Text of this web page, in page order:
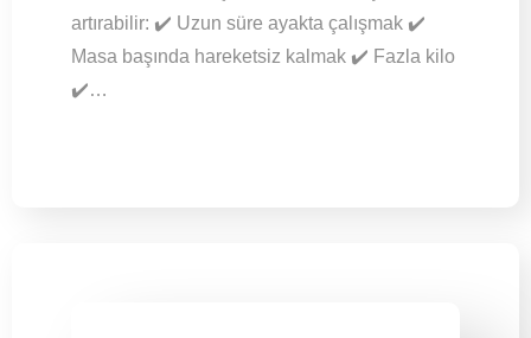
artırabilir: ✔️ Uzun süre ayakta çalışmak ✔️
Masa başında hareketsiz kalmak ✔️ Fazla kilo
✔️…